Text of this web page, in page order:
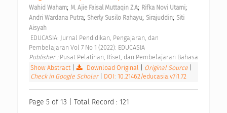
Wahid Waham; M. Ajie Faisal Muttaqin Z.A; Rifka Novi Utami;
Andri Wardana Putra; Sherly Susilo Rahayu; Sirajuddin; Siti
Aisyah
Pembelajaran Vol 7 No 1 (2022): EDUCASIA
Publisher :
Show Abstract
Download Original Original Source
Check in Google Scholar
DOI: 10.21462/educasia.v7i1.72
Page 5 of 13 | Total Record : 121